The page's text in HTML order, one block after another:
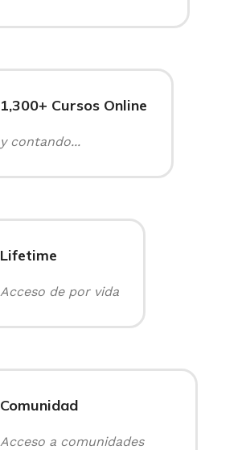
1,300+ Cursos Online
y contando...
Lifetime
Acceso de por vida
Comunidad
Acceso a comunidades